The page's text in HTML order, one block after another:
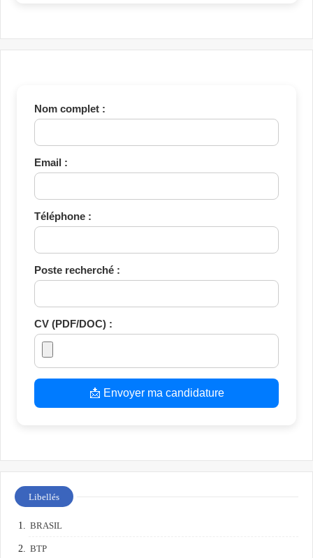
Nom complet :
Email :
Téléphone :
Poste recherché :
CV (PDF/DOC) :
📩 Envoyer ma candidature
Libellés
BRASIL
BTP